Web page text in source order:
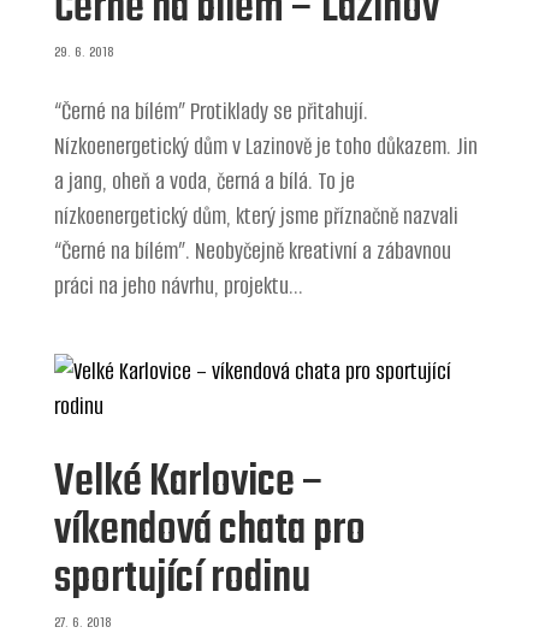
29. 6. 2018
“Černé na bílém” Protiklady se přitahují.
Nízkoenergetický dům v Lazinově je toho důkazem. Jin
a jang, oheň a voda, černá a bílá. To je
nízkoenergetický dům, který jsme příznačně nazvali
“Černé na bílém”. Neobyčejně kreativní a zábavnou
práci na jeho návrhu, projektu...
Velké Karlovice –
víkendová chata pro
sportující rodinu
27. 6. 2018